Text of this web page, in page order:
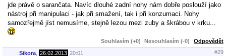
jde právě o sarančata. Navíc dlouhé zadní nohy nám dobře poslouží jako
nástroj při manipulaci - jak při smažení, tak i při konzumaci. Nohy
samozřejmě jíst nemusíme, stejně lezou mezi zuby a škrábou v krku...
Souhlasím (+0) Nesouhlasím (-0) Odpovědět
Sikora 26.02.2013 20:01 #29